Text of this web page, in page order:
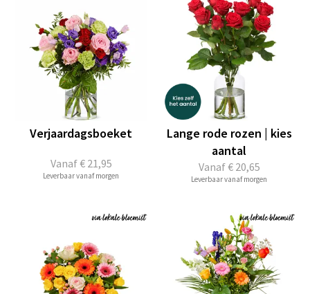
Vanaf€ 21,95
Verjaardagsboeket
Leverbaar vanaf morgen
Vanaf€ 20,65
Lange rode rozen | kies
aantal
Leverbaar vanaf morgen